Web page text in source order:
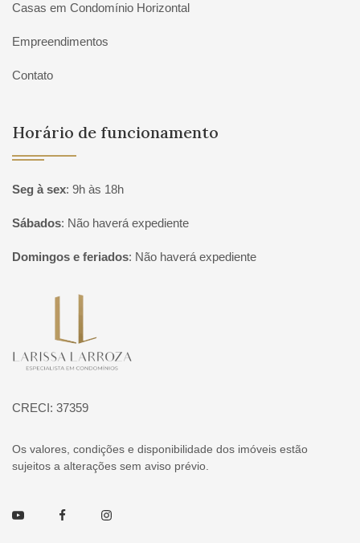
Casas em Condomínio Horizontal
Empreendimentos
Contato
Horário de funcionamento
Seg à sex: 9h às 18h
Sábados: Não haverá expediente
Domingos e feriados: Não haverá expediente
CRECI: 37359
Os valores, condições e disponibilidade dos imóveis estão
sujeitos a alterações sem aviso prévio.
Youtube FacebookInstagram